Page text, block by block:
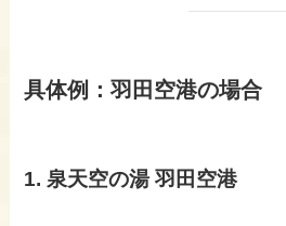
具体例：羽田空港の場合
1. 泉天空の湯 羽田空港